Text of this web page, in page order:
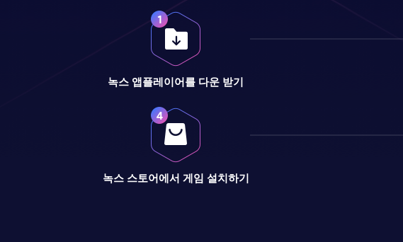
녹스 앱플레이어를 다운 받기
녹스 스토어에서 게임 설치하기